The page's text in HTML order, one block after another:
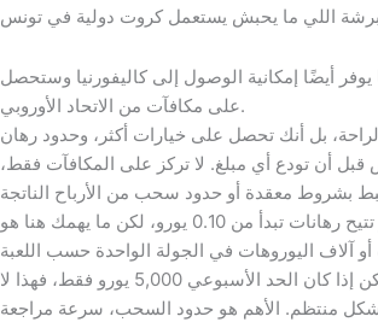
يوفر أيضًا إمكانية الوصول إلى كاليفورنيا وستحصل
على مكافآت من الاتحاد الأوروبي.
بل أنك تحصل على خيارات أكثر، وحدود رهان
قبل أن تودع أي مبلغ. لا تركز على المكافآت فقط،
بشروط معقدة أو حدود سحب من الأرباح الناتجة
عن البونص. بعض مواقع الكازينو تتيح رهانات تبدأ من 0.10 يورو، لكن ما يهمك هنا هو
آلاف اليوروهات في الجولة الواحدة حسب اللعبة
والمزود. قد يبدو الموقع ممتازاً، لكن إذا كان الحد الأسبوعي 5,000 يورو فقط، فهذا لا
منتظم. الأهم هو حدود السحب، سرعة مراجعة